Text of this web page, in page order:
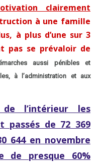
clairement
à une famille
à plus d’une sur 3
pas se prévaloir de
aussi pénibles et
à l’administration et aux
l’intérieur les
passés de 72 369
644 en novembre
de presque 60%